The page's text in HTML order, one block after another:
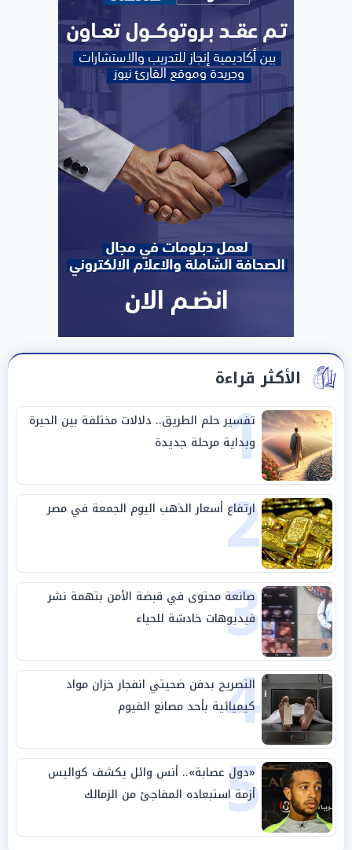
الأكثر قراءة
1
تفسير حلم الطريق.. دلالات مختلفة بين الحيرة
وبداية مرحلة جديدة
2
ارتفاع أسعار الذهب اليوم الجمعة في مصر
3
صانعة محتوى في قبضة الأمن بتهمة نشر
فيديوهات خادشة للحياء
4
التصريح بدفن ضحيتي انفجار خزان مواد
كيميائية بأحد مصانع الفيوم
5
«دول عصابة».. أنس وائل يكشف كواليس
أزمة استبعاده المفاجئ من الزمالك